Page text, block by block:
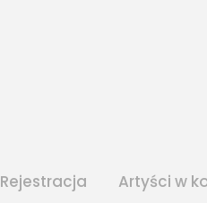
Rejestracja Artyści w